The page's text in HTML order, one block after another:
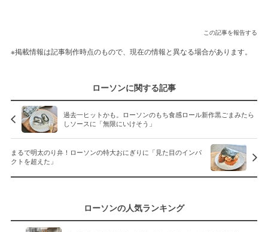
この記事を報告する
※掲載情報は記事制作時点のもので、現在の情報と異なる場合があります。
ローソンに関する記事
過去一ヒットかも。ローソンのもち食感ロール新作黒ごまみたら
しソースに「無限にいけそう」
まるで明太のり弁！ローソンの特大おにぎりに「見た目のインパ
クトを超えた」
ローソンの人気ランキング